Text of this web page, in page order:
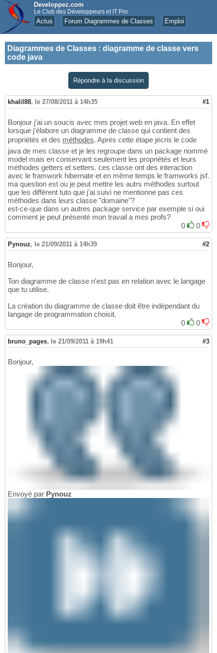
Developpez.com
Le Club des Développeurs et IT Pro
Actus Forum Diagrammes de Classes Emploi
Diagrammes de Classes : diagramme de classe vers
code java
Répondre à la discussion
khalil88, le 27/08/2011 à 14h35 #1
Bonjour j'ai un soucis avec mes projet web en java. En effet
lorsque j'élabore un diagramme de classe qui contient des
propriétés et des méthodes. Après cette étape jécris le code
java de mes classe et je les regroupe dans un package nommé
model mais en conservant seulement les propriétés et leurs
méthodes getters et setters. ces classe ont des interaction
avec le framwork hibernate et en même temps le framworks jsf.
ma question est ou je peut mettre les autrs méthodes surtout
que les différent tuto que j'ai suivi ne mentionne pas ces
méthodes dans leurs classe "domaine"?
est-ce-que dans un autres package service par exemple si oui
comment je peut présenté mon travail a mes profs?
0
0
Pynouz, le 21/09/2011 à 14h39 #2
Bonjour,
Ton diagramme de classe n'est pas en relation avec le langage
que tu utilise.
La création du diagramme de classe doit être indépendant du
langage de programmation choisit.
0
0
bruno_pages, le 21/09/2011 à 19h41 #3
Bonjour,
Envoyé par Pynouz